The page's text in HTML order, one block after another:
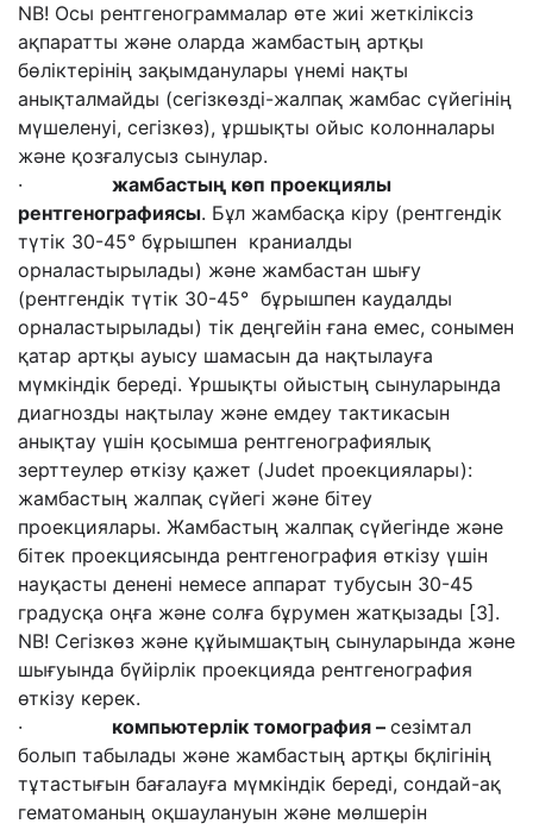
NB! Осы рентгенограммалар өте жиі жеткіліксіз
ақпаратты және оларда жамбастың артқы
бөліктерінің зақымданулары үнемі нақты
анықталмайды (сегізкөзді-жалпақ жамбас сүйегінің
мүшеленуі, сегізкөз), ұршықты ойыс колонналары
және қозғалусыз сынулар.
· жамбастың көп проекциялы
рентгенографиясы. Бұл жамбасқа кіру (рентгендік
түтік 30-45° бұрышпен краниалды
орналастырылады) және жамбастан шығу
(рентгендік түтік 30-45° бұрышпен каудалды
орналастырылады) тік деңгейін ғана емес, сонымен
қатар артқы ауысу шамасын да нақтылауға
мүмкіндік береді. Ұршықты ойыстың сынуларында
диагнозды нақтылау және емдеу тактикасын
анықтау үшін қосымша рентгенографиялық
зерттеулер өткізу қажет (Judet проекциялары):
жамбастың жалпақ сүйегі және бітеу
проекциялары. Жамбастың жалпақ сүйегінде және
бітек проекциясында рентгенография өткізу үшін
науқасты денені немесе аппарат тубусын 30-45
градусқа оңға және солға бұрумен жатқызады [3].
NB! Сегізкөз және құйымшақтың сынуларында және
шығуында бүйірлік проекцияда рентгенография
өткізу керек.
· компьютерлік томография – сезімтал
болып табылады және жамбастың артқы бқлігінің
тұтастығын бағалауға мүмкіндік береді, сондай-ақ
гематоманың оқшаулануын және мөлшерін